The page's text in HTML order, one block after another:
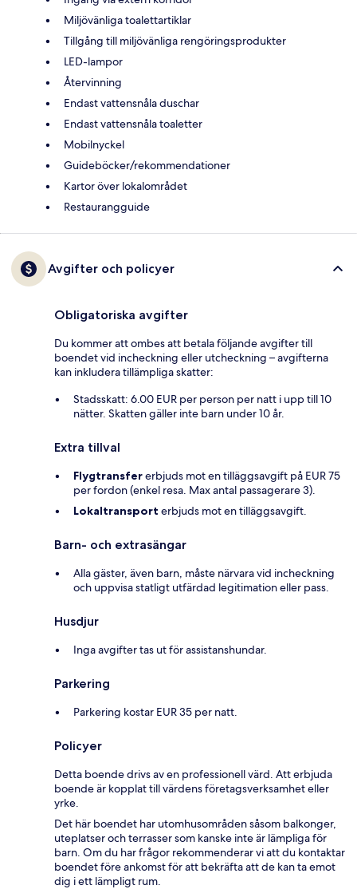
Miljövänliga toalettartiklar
Tillgång till miljövänliga rengöringsprodukter
LED-lampor
Återvinning
Endast vattensnåla duschar
Endast vattensnåla toaletter
Mobilnyckel
Guideböcker/rekommendationer
Kartor över lokalområdet
Restaurangguide
Avgifter och policyer
Obligatoriska avgifter
Du kommer att ombes att betala följande avgifter till
boendet vid incheckning eller utcheckning – avgifterna
kan inkludera tillämpliga skatter:
Stadsskatt: 6.00 EUR per person per natt i upp till 10
nätter. Skatten gäller inte barn under 10 år.
Extra tillval
Flygtransfererbjuds mot en tilläggsavgift på EUR 75
per fordon (enkel resa. Max antal passagerare 3).
Lokaltransport erbjuds mot en tilläggsavgift.
Barn- och extrasängar
Alla gäster, även barn, måste närvara vid incheckning
och uppvisa statligt utfärdad legitimation eller pass.
Husdjur
Inga avgifter tas ut för assistanshundar.
Parkering
Parkering kostar EUR 35 per natt.
Policyer
Detta boende drivs av en professionell värd. Att erbjuda
boende är kopplat till värdens företagsverksamhet eller
yrke.
Det här boendet har utomhusområden såsom balkonger,
uteplatser och terrasser som kanske inte är lämpliga för
barn. Om du har frågor rekommenderar vi att du kontaktar
boendet före ankomst för att bekräfta att de kan ta emot
dig i ett lämpligt rum.